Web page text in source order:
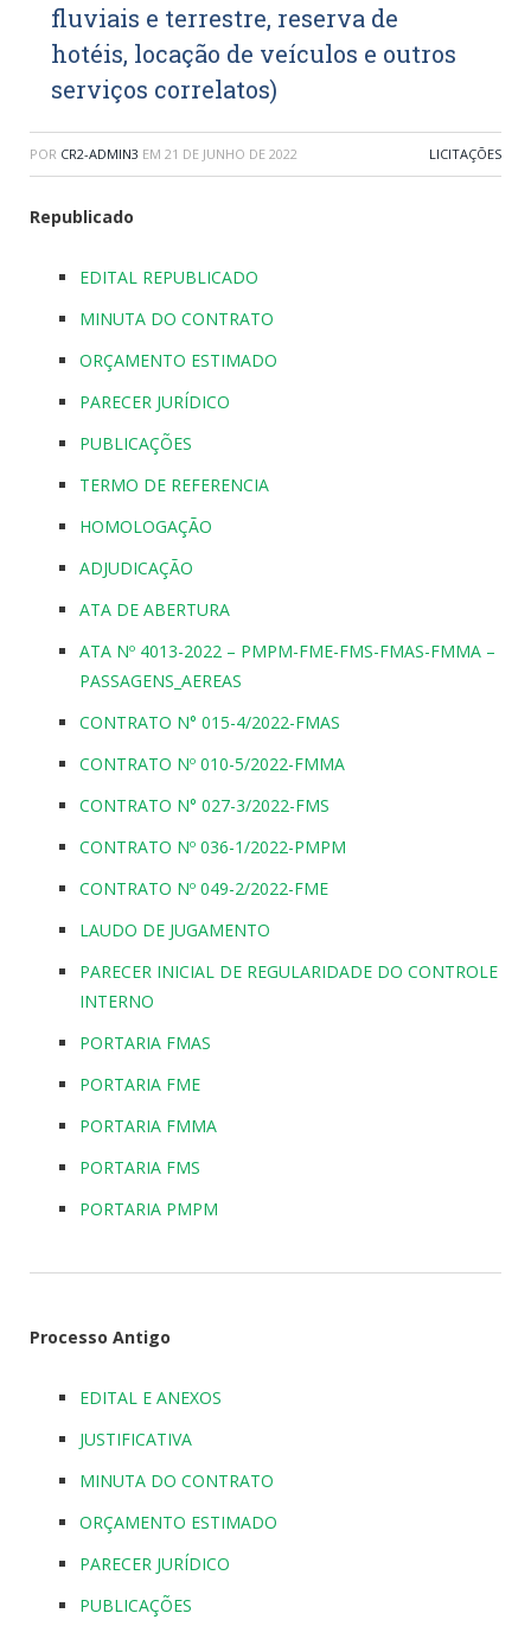
fluviais e terrestre, reserva de
hotéis, locação de veículos e outros
serviços correlatos)
POR CR2-ADMIN3 EM 21 DE JUNHO DE 2022 LICITAÇÕES
Republicado
EDITAL REPUBLICADO
MINUTA DO CONTRATO
ORÇAMENTO ESTIMADO
PARECER JURÍDICO
PUBLICAÇÕES
TERMO DE REFERENCIA
HOMOLOGAÇÃO
ADJUDICAÇÃO
ATA DE ABERTURA
ATA Nº 4013-2022 – PMPM-FME-FMS-FMAS-FMMA –
PASSAGENS_AEREAS
CONTRATO N° 015-4/2022-FMAS
CONTRATO Nº 010-5/2022-FMMA
CONTRATO N° 027-3/2022-FMS
CONTRATO Nº 036-1/2022-PMPM
CONTRATO Nº 049-2/2022-FME
LAUDO DE JUGAMENTO
PARECER INICIAL DE REGULARIDADE DO CONTROLE
INTERNO
PORTARIA FMAS
PORTARIA FME
PORTARIA FMMA
PORTARIA FMS
PORTARIA PMPM
Processo Antigo
EDITAL E ANEXOS
JUSTIFICATIVA
MINUTA DO CONTRATO
ORÇAMENTO ESTIMADO
PARECER JURÍDICO
PUBLICAÇÕES